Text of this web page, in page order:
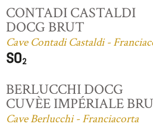
CONTADI CASTALDI
DOCG BRUT
Cave Contadi Castaldi -
BERLUCCHI DOCG
CUVÈE IMPÉRIALE
Cave Berlucchi - Franciacorta